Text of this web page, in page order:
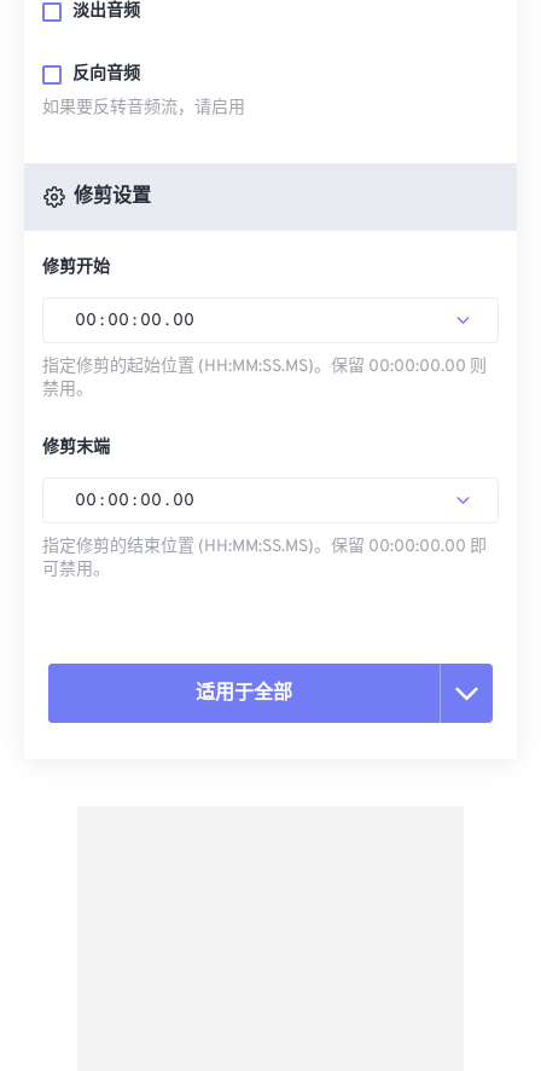
淡出音频
反向音频
如果要反转音频流，请启用
修剪设置
修剪开始
00 : 00 : 00 . 00
指定修剪的起始位置 (HH:MM:SS.MS)。保留 00:00:00.00 则
禁用。
修剪末端
00 : 00 : 00 . 00
指定修剪的结束位置 (HH:MM:SS.MS)。保留 00:00:00.00 即
可禁用。
适用于全部